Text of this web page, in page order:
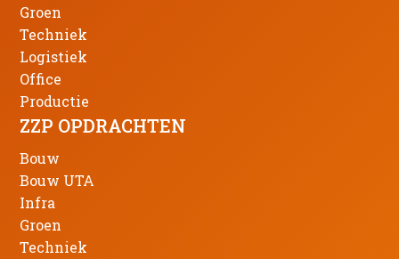
Groen
Techniek
Logistiek
Office
Productie
ZZP OPDRACHTEN
Bouw
Bouw UTA
Infra
Groen
Techniek